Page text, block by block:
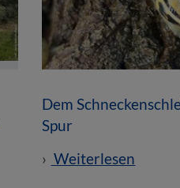
Dem
Spur
Weiterlesen